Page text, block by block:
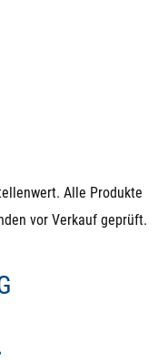
Alle Produkte
vor Verkauf geprüft.